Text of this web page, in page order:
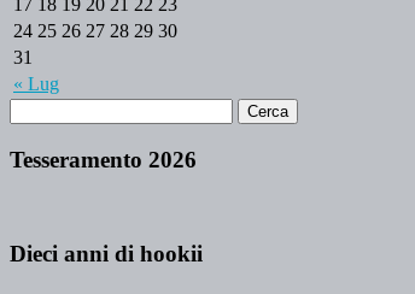
« Lug
17 18 19 20 21 22 23
24 25 26 27 28 29 30
31
Tesseramento 2026
Dieci anni di hookii